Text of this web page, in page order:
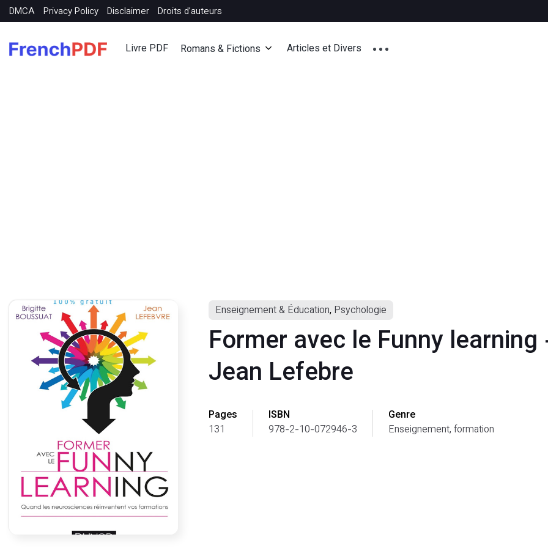
DMCA Privacy Policy Disclaimer Droits d’auteurs
Livre PDF Romans & Fictions Articles et Divers
Enseignement & Éducation, Psychologie
Former avec le Funny
Jean Lefebre
Pages
131
ISBN
978-2-10-072946-3
Genre
Enseignement, formation